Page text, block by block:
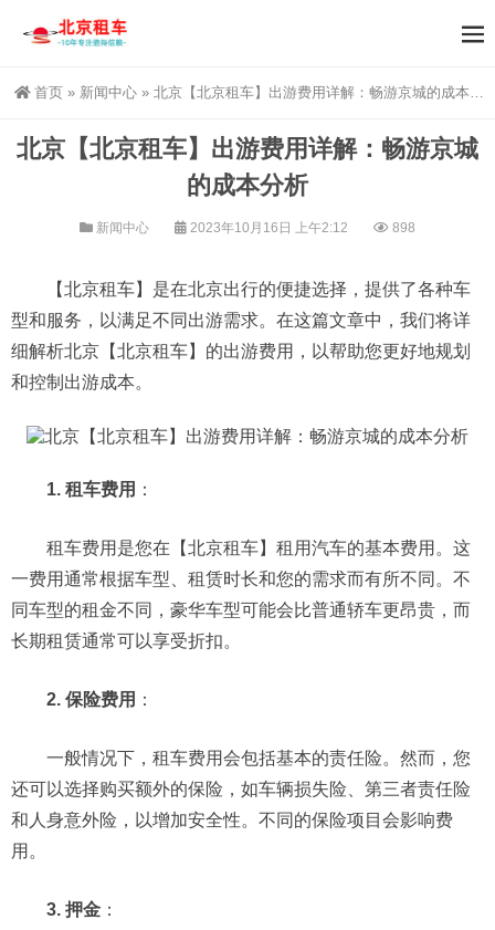
首页 » 新闻中心 » 北京【北京租车】出游费用详解：畅游京城的成本分析
北京【北京租车】出游费用详解：畅游京城
的成本分析
新闻中心 2023年10月16日 上午2:12 898
【北京租车】是在北京出行的便捷选择，提供了各种车
型和服务，以满足不同出游需求。在这篇文章中，我们将详
细解析北京【北京租车】的出游费用，以帮助您更好地规划
和控制出游成本。
1. 租车费用 ：
租车费用是您在【北京租车】租用汽车的基本费用。这
一费用通常根据车型、租赁时长和您的需求而有所不同。不
同车型的租金不同，豪华车型可能会比普通轿车更昂贵，而
长期租赁通常可以享受折扣。
2. 保险费用 ：
一般情况下，租车费用会包括基本的责任险。然而，您
还可以选择购买额外的保险，如车辆损失险、第三者责任险
和人身意外险，以增加安全性。不同的保险项目会影响费
用。
3. 押金 ：